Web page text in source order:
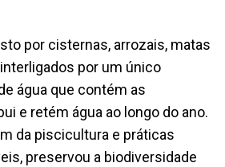
por cisternas, arrozais, matas
por um único
água que contém as
e retém água ao longo do ano.
da piscicultura e práticas
preservou a biodiversidade